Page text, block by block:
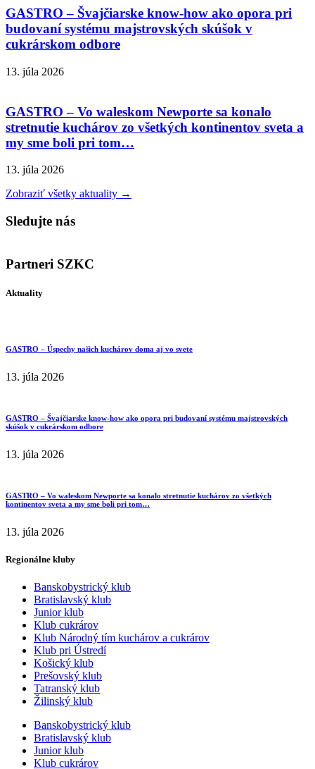
GASTRO – Švajčiarske know-how ako opora pri
budovaní systému majstrovských skúšok v
cukrárskom odbore
13. júla 2026
GASTRO – Vo waleskom Newporte sa konalo
stretnutie kuchárov zo všetkých kontinentov sveta a
my sme boli pri tom…
13. júla 2026
Zobraziť všetky aktuality →
Sledujte nás
Partneri SZKC
Aktuality
GASTRO – Úspechy našich kuchárov doma aj vo svete
13. júla 2026
GASTRO – Švajčiarske know-how ako opora pri budovaní systému majstrovských
skúšok v cukrárskom odbore
13. júla 2026
GASTRO – Vo waleskom Newporte sa konalo stretnutie kuchárov zo všetkých
kontinentov sveta a my sme boli pri tom…
13. júla 2026
Regionálne kluby
Banskobystrický klub
Bratislavský klub
Junior klub
Klub cukrárov
Klub Národný tím kuchárov a cukrárov
Klub pri Ústredí
Košický klub
Prešovský klub
Tatranský klub
Žilinský klub
Banskobystrický klub
Bratislavský klub
Junior klub
Klub cukrárov